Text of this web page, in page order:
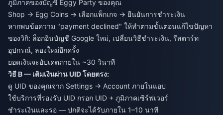
ภูมิภาคของบัญชี Eggy Party ของคุณ
Shop → Egg Coins → เลือกแพ็กเกจ → ยืนยันการชำระเงิน
หากพบข้อความ "payment declined" ให้ทำตามขั้นตอนแก้ไขปัญหา
ของวิกิ: ล็อกอินบัญชี Google ใหม่, เปลี่ยนวิธีชำระเงิน, รีสตาร์ท
อุปกรณ์, ลองใหม่อีกครั้ง
ยอดเงินจะอัปเดตภายใน ~30 วินาที
วิธี B — เติมเงินผ่าน UID โดยตรง:
ดู UID ของคุณจาก Settings → Account ภายในแอป
ใช้บริการที่รองรับ UID กรอก UID + ภูมิภาคเซิร์ฟเวอร์
ชำระเงินและรอ — ปกติจะได้รับภายใน 1–10 นาที